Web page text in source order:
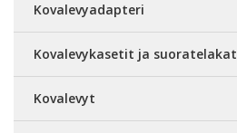
Kovalevyadapteri
Kovalevykasetit ja suoratelakat
Kovalevyt